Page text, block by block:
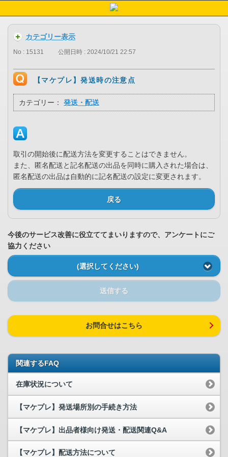
カテゴリー表示
No : 15131 公開日時 : 2024/10/21 22:57
【マケプレ】発送時の注意点
カテゴリー： 発送・配送
取引の開始後に配送方法を変更することはできません。
また、匿名配送と記名配送の出品を同時に購入された場合は、
匿名配送の出品は自動的に記名配送の設定に変更されます。
戻る
今後のサービス改善に役立ててまいりますので、アンケートにご
協力ください
(選択してください)
送信する
お問合せはこちら
関連するFAQ
在庫状況について
【マケプレ】発送場所別の手続き方法
【マケプレ】出品者様向け発送・配送関連Q&A
【マケプレ】配送方法について